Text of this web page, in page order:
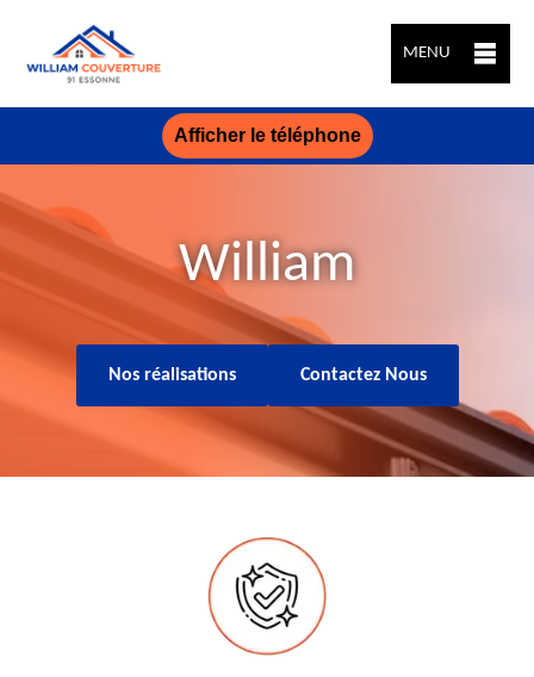
MENU
Afficher le téléphone
William
Nos réalisations Contactez Nous